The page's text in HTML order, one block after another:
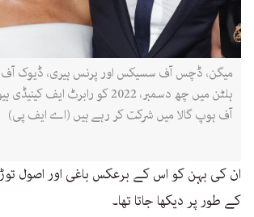
میگن، ڈچس آف سسیکس اور پرنس ہیری، ڈیوک
ہلٹن میں چھ دسمبر، 2022 کو رابرٹ
آف ہوپ گالا میں شرکت کر رہے ہیں (اے ایف پی)
ان کی بہن کو اس کے برعکس باغی اور اصول
کے طور پر دیکھا جاتا تھا۔